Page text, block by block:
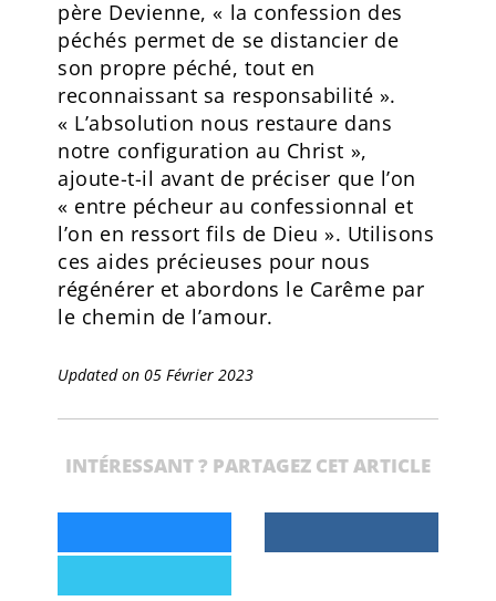
père Devienne, « la confession des
péchés permet de se distancier de
son propre péché, tout en
reconnaissant sa responsabilité ».
« L’absolution nous restaure dans
notre configuration au Christ »,
ajoute-t-il avant de préciser que l’on
« entre pécheur au confessionnal et
l’on en ressort fils de Dieu ». Utilisons
ces aides précieuses pour nous
régénérer et abordons le Carême par
le chemin de l’amour.
Updated on 05 Février 2023
INTÉRESSANT ? PARTAGEZ CET ARTICLE